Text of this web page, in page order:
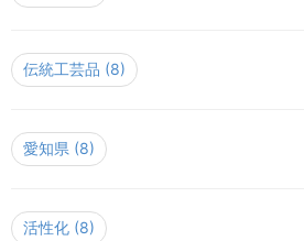
伝統工芸品 (8)
愛知県 (8)
活性化 (8)